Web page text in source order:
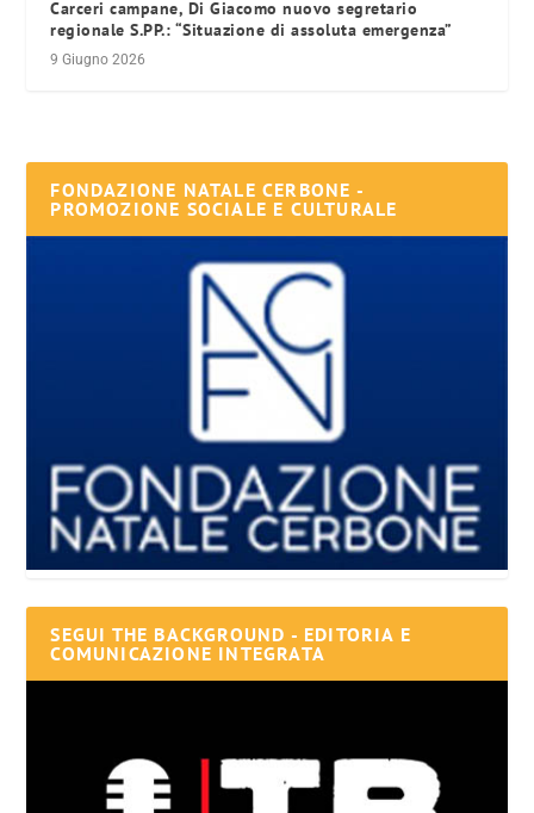
Carceri campane, Di Giacomo nuovo segretario
regionale S.PP.: “Situazione di assoluta emergenza”
9 Giugno 2026
FONDAZIONE NATALE CERBONE -
PROMOZIONE SOCIALE E CULTURALE
SEGUI THE BACKGROUND - EDITORIA E
COMUNICAZIONE INTEGRATA